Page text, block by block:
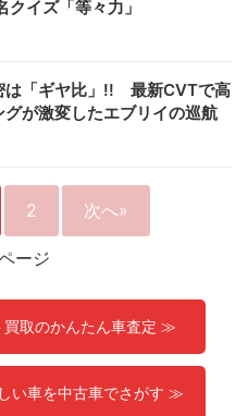
クイズ「等々力」
は「ギヤ比」!! 最新CVTで高
が激変したエブリイの巡航
2 次へ»
ージ
取のかんたん車査定 ≫
い車を中古車でさがす ≫